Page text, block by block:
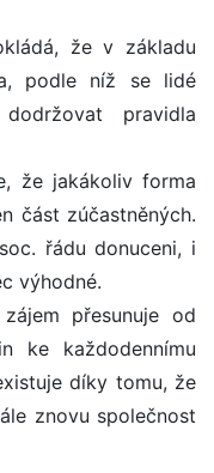
že v základu
podle níž se lidé
pravidla
že jakákoliv forma
část zúčastněných.
řádu donuceni, i
výhodné.
přesunuje od
ke každodennímu
díky tomu, že
znovu společnost